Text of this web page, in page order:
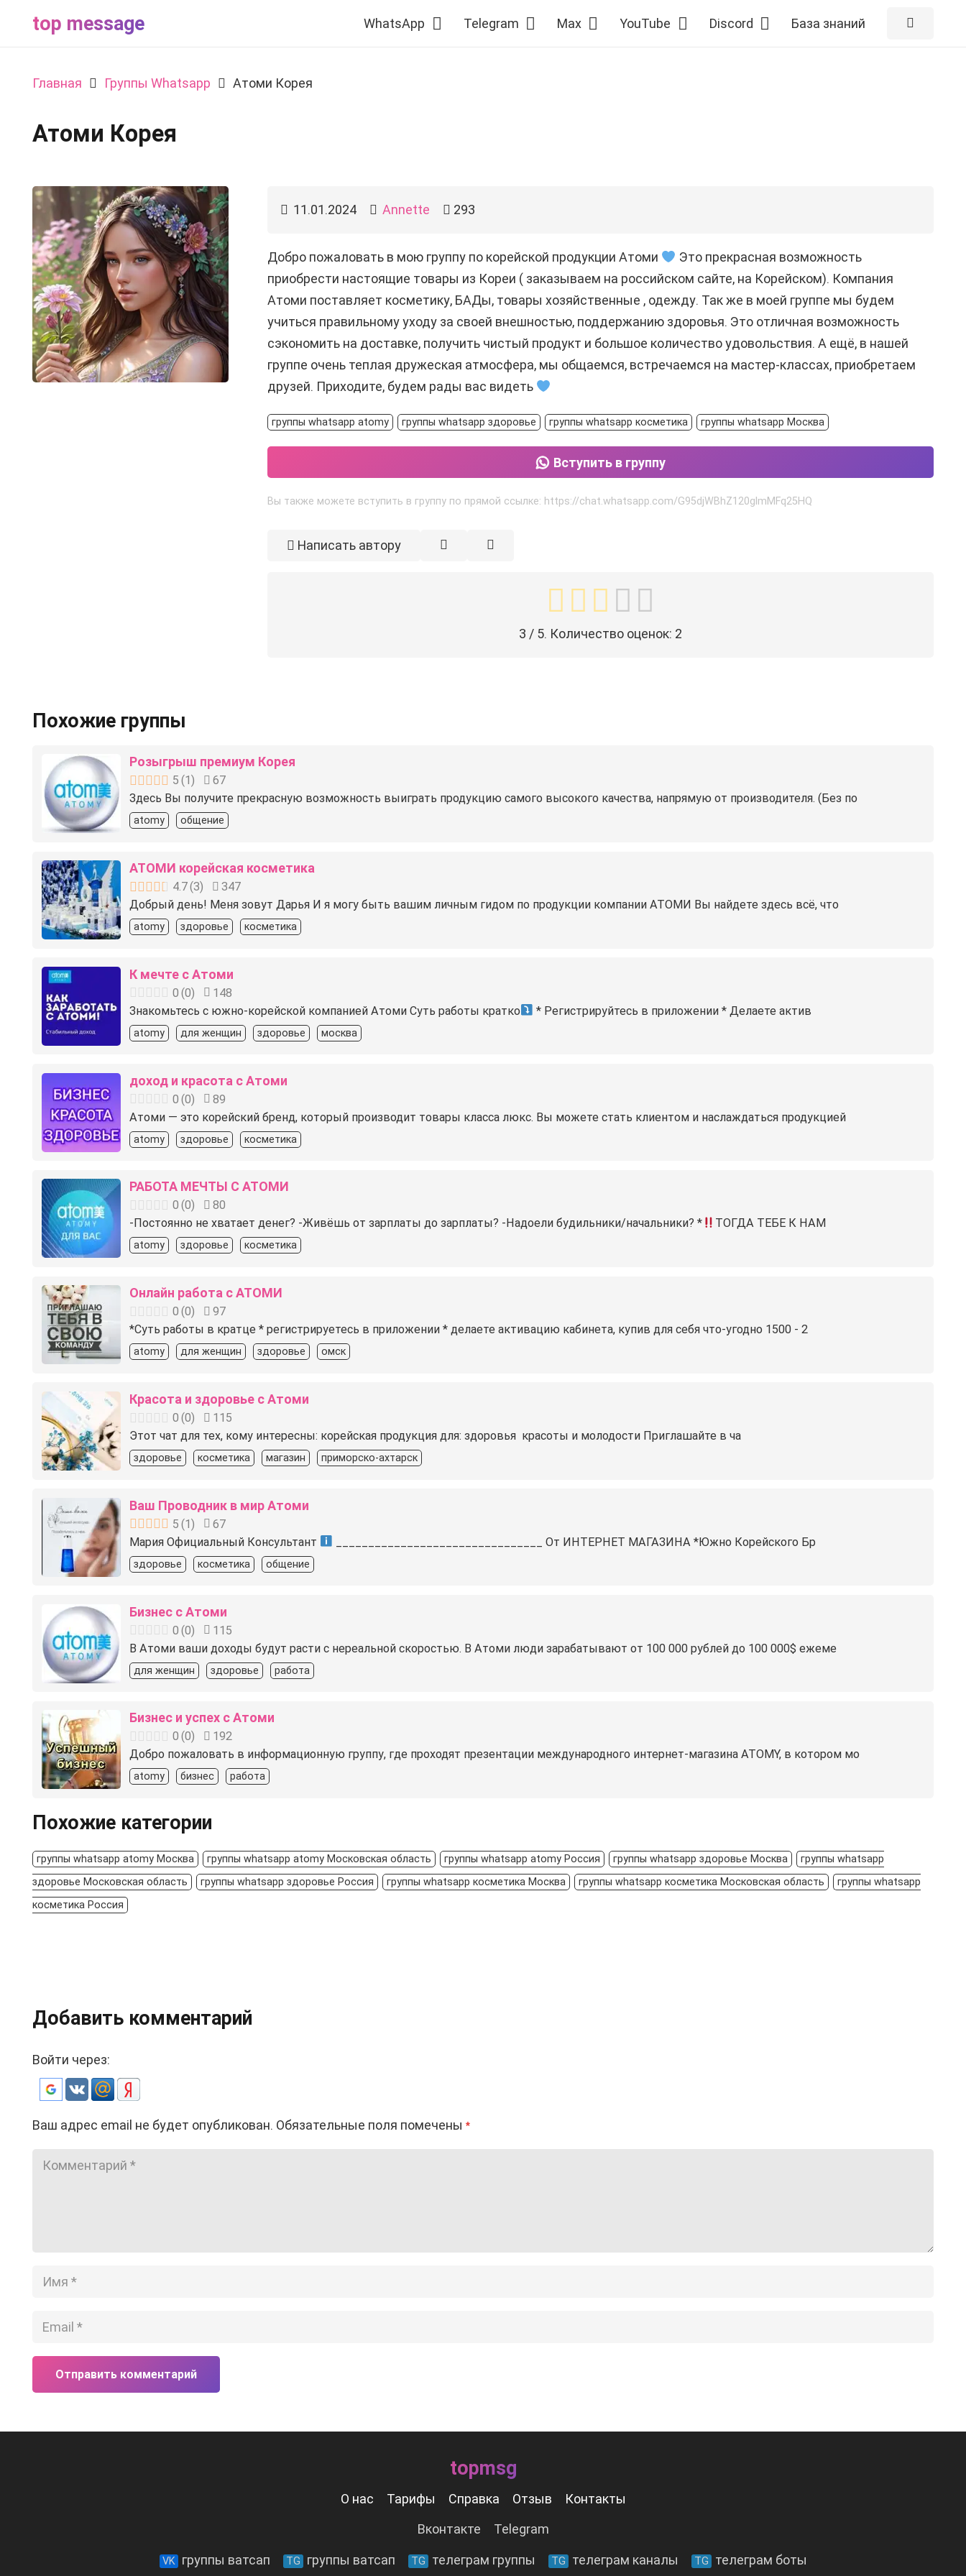
top message WhatsApp Telegram Max YouTube Discord База знаний
Главная Группы Whatsapp Атоми Корея
Атоми Корея
11.01.2024 Annette 293
Добро пожаловать в мою группу по корейской продукции Атоми
Это прекрасная возможность
приобрести настоящие товары из Кореи ( заказываем на российском сайте, на Корейском). Компания
Атоми поставляет косметику, БАДы, товары хозяйственные , одежду. Так же в моей группе мы будем
учиться правильному уходу за своей внешностью, поддержанию здоровья. Это отличная возможность
сэкономить на доставке, получить чистый продукт и большое количество удовольствия. А ещё, в нашей
группе очень теплая дружеская атмосфера, мы общаемся, встречаемся на мастер-классах, приобретаем
друзей. Приходите, будем рады вас видеть
группы whatsapp atomy группы whatsapp здоровье группы whatsapp косметика группы whatsapp Москва
Вступить в группу
Вы также можете вступить в группу по прямой ссылке: https://chat.whatsapp.com/G95djWBhZ120glmMFq25HQ
Написать автору
3 / 5. Количество оценок: 2
Похожие группы
Розыгрыш премиум Корея
5 (1 )
67
Здесь Вы получите прекрасную возможность выиграть продукцию самого высокого качества, напрямую от производителя. (Без по
atomy общение
АТОМИ корейская косметика
4.7(3)
347
Добрый день! Меня зовут Дарья И я могу быть вашим личным гидом по продукции компании АТОМИ Вы найдете здесь всё, что
atomy здоровье косметика
К мечте с Атоми
0 (0)
148
Знакомьтесь с южно-корейской компанией Атоми Суть работы кратко
* Регистрируйтесь в приложении * Делаете актив
atomy для женщин здоровье москва
доход и красота с Атоми
0 (0)
89
Атоми — это корейский бренд, который производит товары класса люкс. Вы можете стать клиентом и наслаждаться продукцией
atomy здоровье косметика
РАБОТА МЕЧТЫ С АТОМИ
0 (0)
80
-Постоянно не хватает денег? -Живёшь от зарплаты до зарплаты? -Надоели будильники/начальники? *
ТОГДА ТЕБЕ К НАМ
atomy здоровье косметика
Онлайн работа с АТОМИ
0 (0)
97
*Суть работы в кратце * регистрируетесь в приложении * делаете активацию кабинета, купив для себя что-угодно 1500 - 2
atomy для женщин здоровье омск
Красота и здоровье с Атоми
0 (0)
115
Этот чат для тех, кому интересны: корейская продукция для: здоровья ‍ красоты и молодости Приглашайте в ча
здоровье косметика магазин приморско-ахтарск
Ваш Проводник в мир Атоми
5 (1)
67
Мария Официальный Консультант
________________________________ От ИНТЕРНЕТ МАГАЗИНА *Южно Корейского Бр
здоровье косметика общение
Бизнес с Атоми
0 (0)
115
В Атоми ваши доходы будут расти с нереальной скоростью. В Атоми люди зарабатывают от 100 000 рублей до 100 000$ ежеме
для женщин здоровье работа
Бизнес и успех с Атоми
0 (0)
192
Добро пожаловать в информационную группу, где проходят презентации международного интернет-магазина ATOMY, в котором мо
atomy бизнес работа
Похожие категории
группы whatsapp atomy Москва группы whatsapp atomy Московская область группы whatsapp atomy Россия группы whatsapp здоровье Москва
группы whatsapp
здоровье Московская область
группы whatsapp здоровье Россия группы whatsapp косметика Москва группы whatsapp косметика Московская область
группы whatsapp
косметика Россия
Добавить комментарий
Войти через:
Ваш адрес email не будет опубликован. Обязательные поля помечены *
Отправить комментарий
topmsg
О нас Тарифы Справка Отзыв Контакты
Вконтакте Telegram
VK группы ватсап TG группы ватсап TG телеграм группы TG телеграм каналы TG телеграм боты